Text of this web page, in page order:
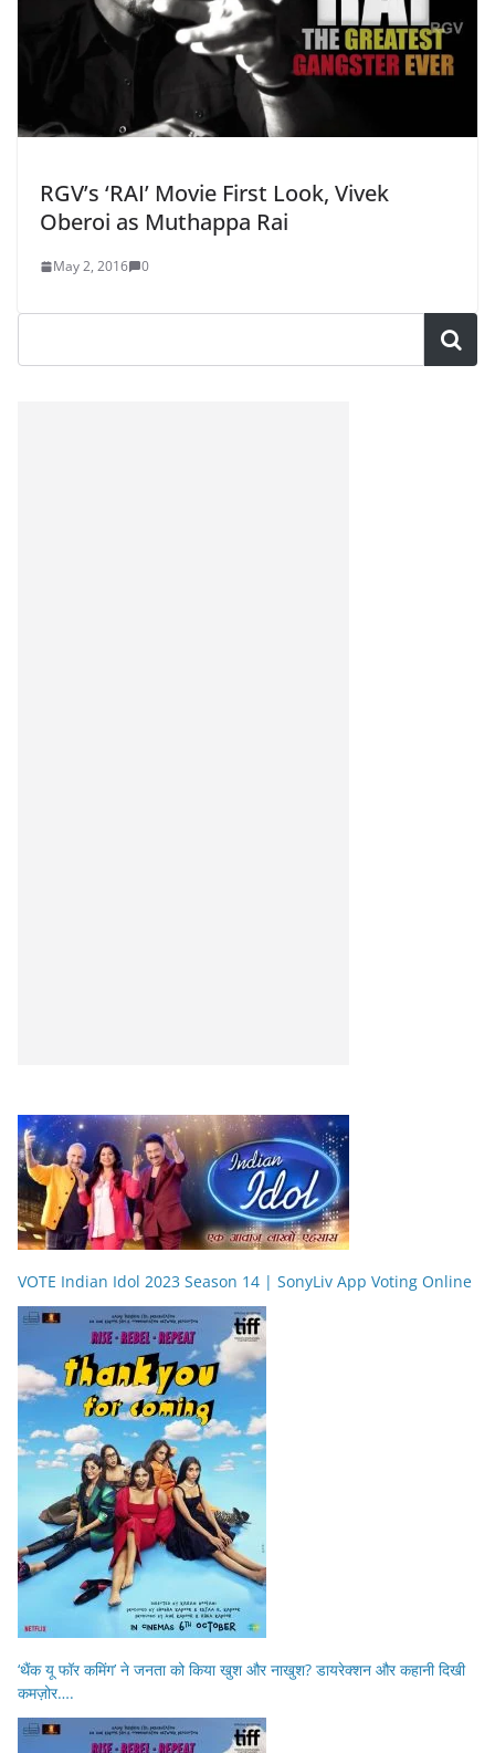
RGV’s ‘RAI’ Movie First Look, Vivek
Oberoi as Muthappa Rai
May 2, 2016 0
VOTE Indian Idol 2023 Season 14 | SonyLiv App Voting Online
‘थैंक यू फॉर कमिंग’ ने जनता को किया खुश और नाखुश? डायरेक्शन और कहानी दिखी
कमज़ोर….